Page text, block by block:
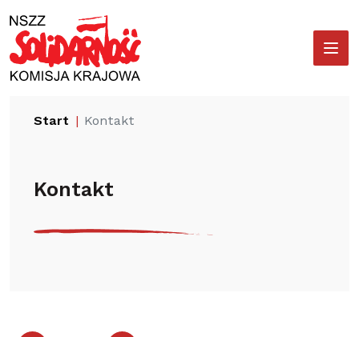
do
treści
Start Kontakt
Kontakt